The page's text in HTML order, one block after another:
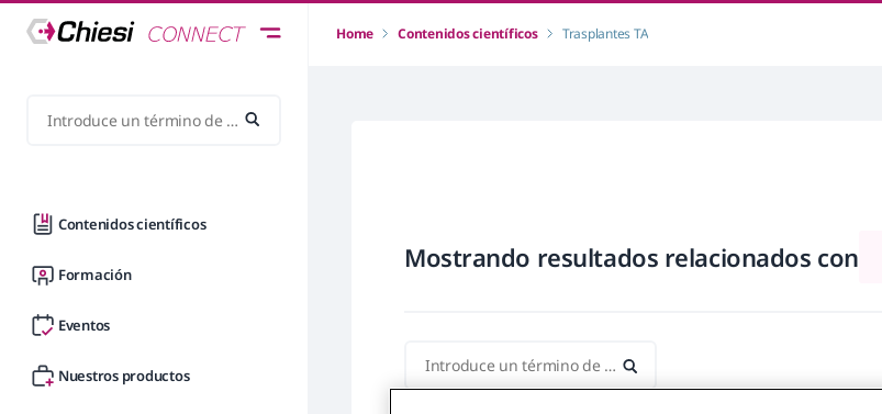
Contenidos científicos
Formación
Eventos
Nuestros productos
Home Contenidos científicos Trasplantes TA
Mostrando resultados relacionados con